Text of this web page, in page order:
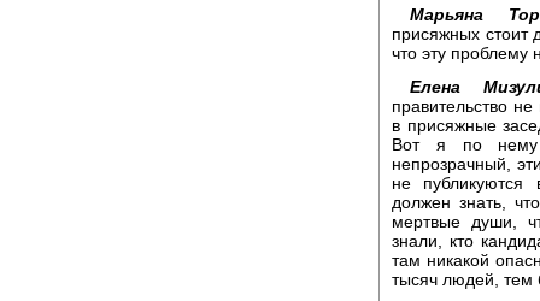
Марьяна
присяжных стоит
что эту проблему
Елена
правительство
в присяжные
Вот я по нему
непрозрачный,
не публикуются
должен знать,
мертвые души,
знали, кто
там никакой
тысяч людей, тем